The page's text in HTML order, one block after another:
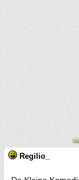
Regilio_